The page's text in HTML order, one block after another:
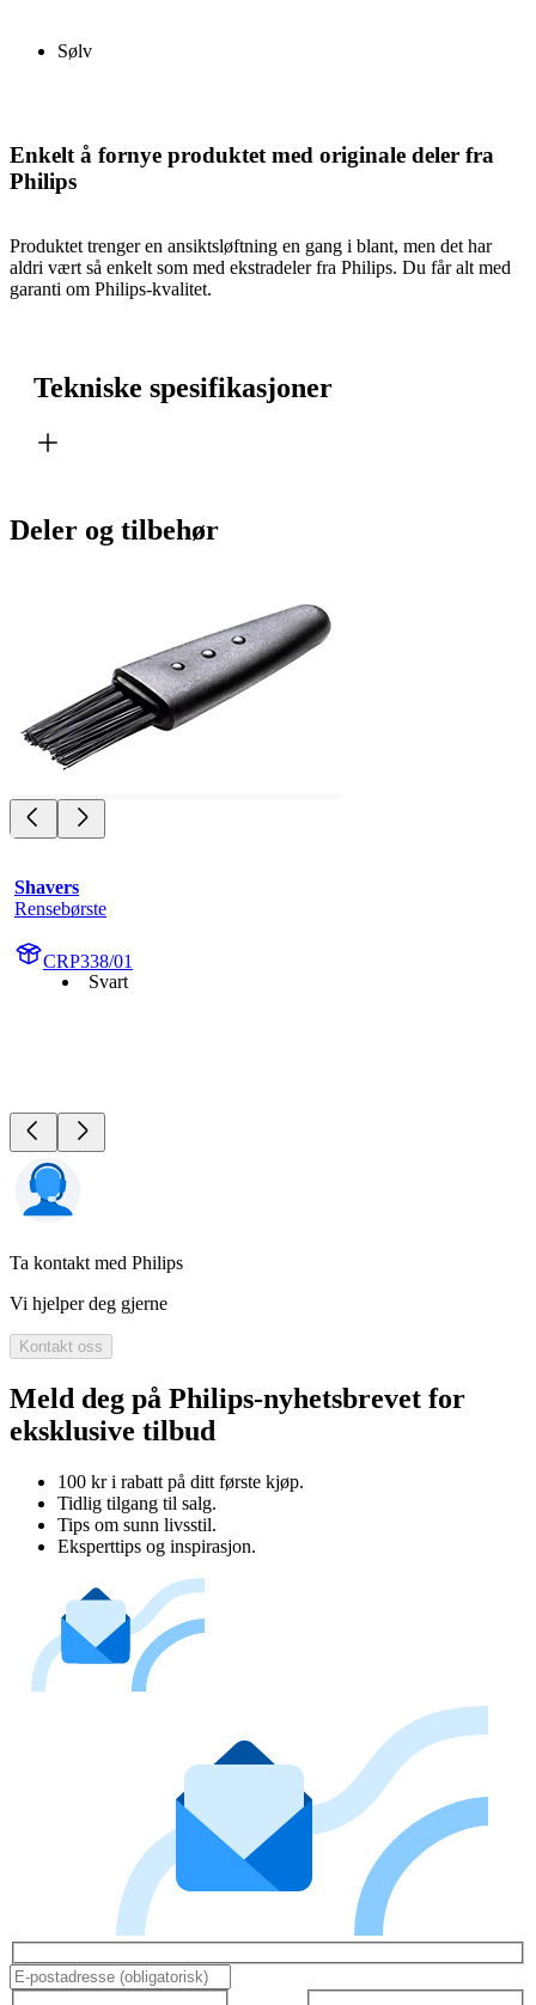
Sølv
Enkelt å fornye produktet med originale deler fra
Philips
Produktet trenger en ansiktsløftning en gang i blant, men det har
aldri vært så enkelt som med ekstradeler fra Philips. Du får alt med
garanti om Philips-kvalitet.
Tekniske spesifikasjoner
Deler og tilbehør
Shavers
Rensebørste
CRP338/01
Svart
Ta kontakt med Philips
Vi hjelper deg gjerne
Kontakt oss
Meld deg på Philips-nyhetsbrevet for
eksklusive tilbud
100 kr i rabatt på ditt første kjøp.
Tidlig tilgang til salg.
Tips om sunn livsstil.
Eksperttips og inspirasjon.